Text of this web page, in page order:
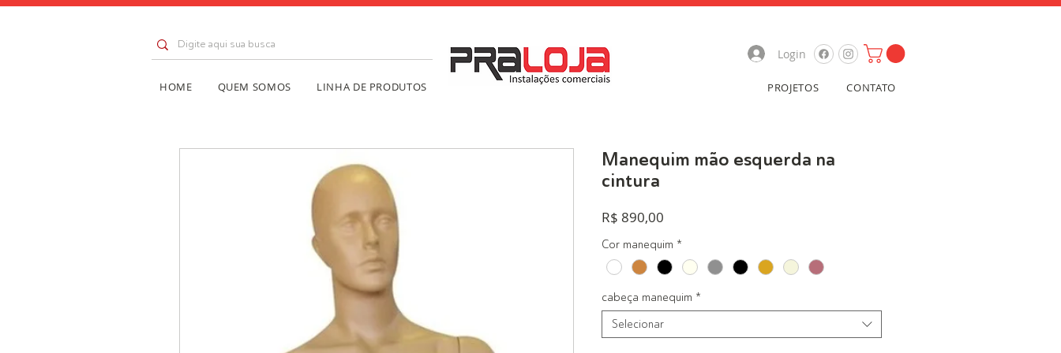
HOME QUEM SOMOS LINHA DE PRODUTOS
Login
PROJETOS CONTATO
Manequim mão esquerda na
cintura
R$ 890,00
Cor manequim *
cabeça manequim *
Selecionar